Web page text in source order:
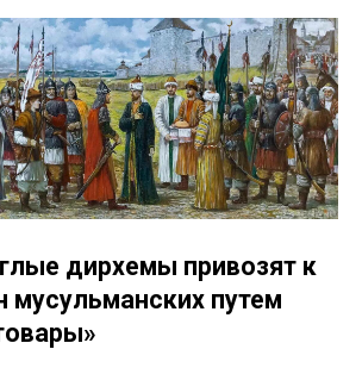
дирхемы привозят к
мусульманских путем